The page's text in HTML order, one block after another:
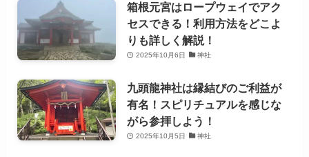
箱根元宮はロープウェイでアク
セスできる！利用方法をどこよ
りも詳しく解説！
2025年10月6日 神社
九頭龍神社は縁結びのご利益が
有名！スピリチュアルを感じな
がら参拝しよう！
2025年10月5日 神社